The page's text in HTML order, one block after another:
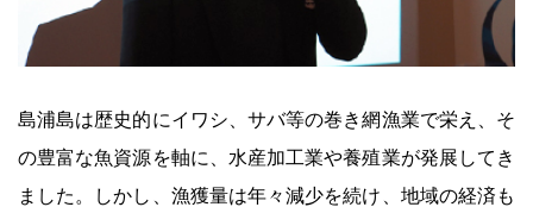
島浦島は歴史的にイワシ、サバ等の巻き網漁業で栄え、そ
の豊富な魚資源を軸に、水産加工業や養殖業が発展してき
ました。しかし、漁獲量は年々減少を続け、地域の経済も